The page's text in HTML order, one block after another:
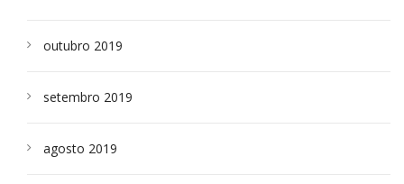
outubro 2019
setembro 2019
agosto 2019